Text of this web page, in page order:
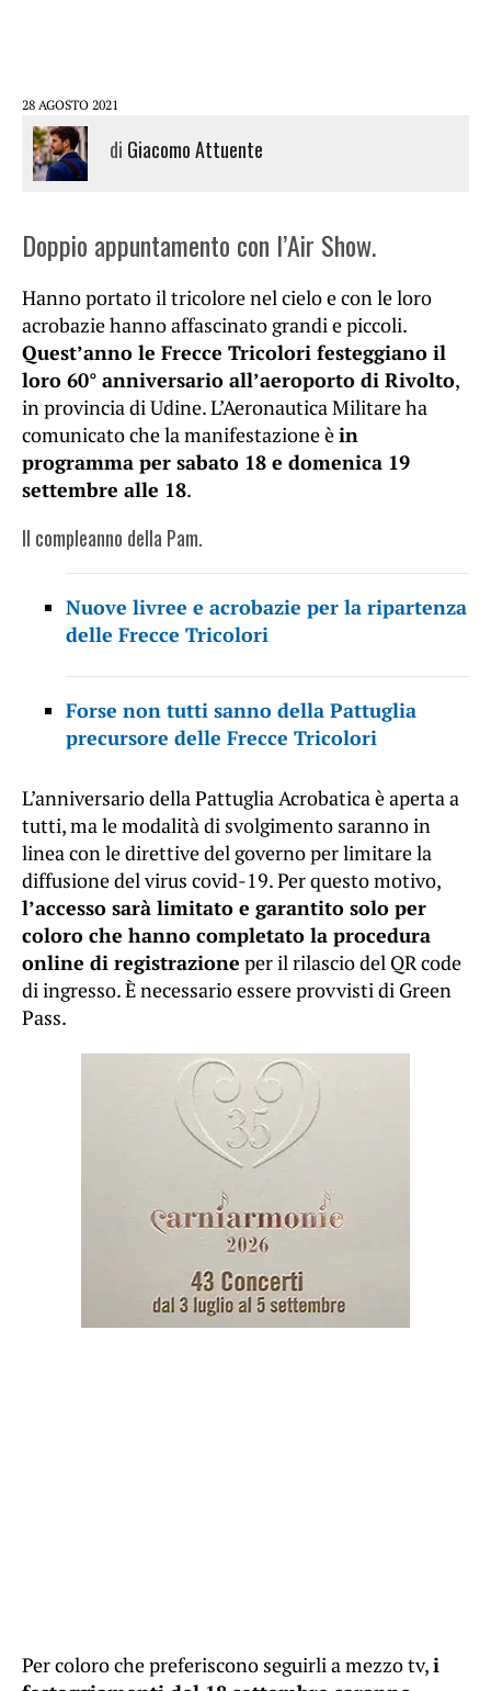
28 AGOSTO 2021
di Giacomo Attuente
Doppio appuntamento con l’Air Show.
Hanno portato il tricolore nel cielo e con le loro
acrobazie hanno affascinato grandi e piccoli.
Quest’anno le Frecce Tricolori festeggiano il
loro 60° anniversario all’aeroporto di Rivolto,
in provincia di Udine. L’Aeronautica Militare ha
comunicato che la manifestazione èin
programma per sabato 18 e domenica 19
settembre alle 18.
Il compleanno della Pam.
Nuove livree e acrobazie per la ripartenza
delle Frecce Tricolori
Forse non tutti sanno della Pattuglia
precursore delle Frecce Tricolori
L’anniversario della Pattuglia Acrobatica è aperta a
tutti, ma le modalità di svolgimento saranno in
linea con le direttive del governo per limitare la
diffusione del virus covid-19. Per questo motivo,
l’accesso sarà limitato e garantito solo per
coloro che hanno completato la procedura
online di registrazione per il rilascio del QR code
di ingresso. È necessario essere provvisti di Green
Pass.
Per coloro che preferiscono seguirli a mezzo tv,i